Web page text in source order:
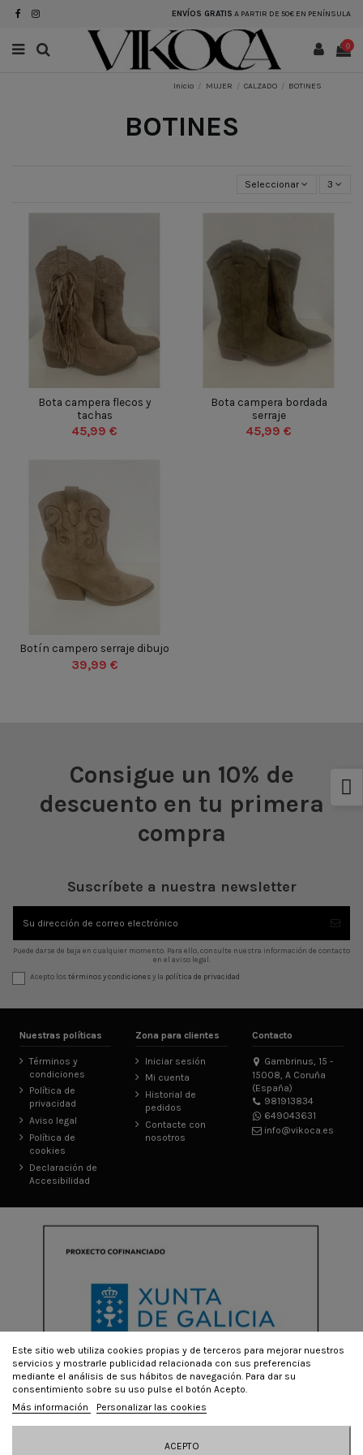
ENVÍOS GRATIS A PARTIR DE 50€ EN PENÍNSULA
0
Inicio MUJER CALZADO BOTINES
BOTINES
Seleccionar 3
Bota campera flecos y
tachas
45,99 €
35 36 37
38
41
Bota campera bordada
serraje
45,99 €
VERDEBEIGE
35 36 37
38
41
Botín campero serraje dibujo
39,99 €
BEIGE
39
40 41
42
Consigue un 10% de
descuento en tu primera
compra
Suscríbete a nuestra newsletter
Puede darse de baja en cualquier momento. Para ello, consulte nuestra información de contacto
en el aviso legal.
Acepto lostérminos y condicionesy la política de privacidad
Nuestras políticas
Términos y
condiciones
Política de
privacidad
Aviso legal
Política de
cookies
Declaración de
Accesibilidad
Zona para clientes
Iniciar sesión
Mi cuenta
Historial de
pedidos
Contacte con
nosotros
Contacto
Gambrinus, 15 -
15008, A Coruña
(España)
981913834
649043631
info@vikoca.es
Este sitio web utiliza cookies propias y de terceros para mejorar nuestros
servicios y mostrarle publicidad relacionada con sus preferencias
mediante el análisis de sus hábitos de navegación. Para dar su
consentimiento sobre su uso pulse el botón Acepto.
Más información
Personalizar las cookies
ACEPTO